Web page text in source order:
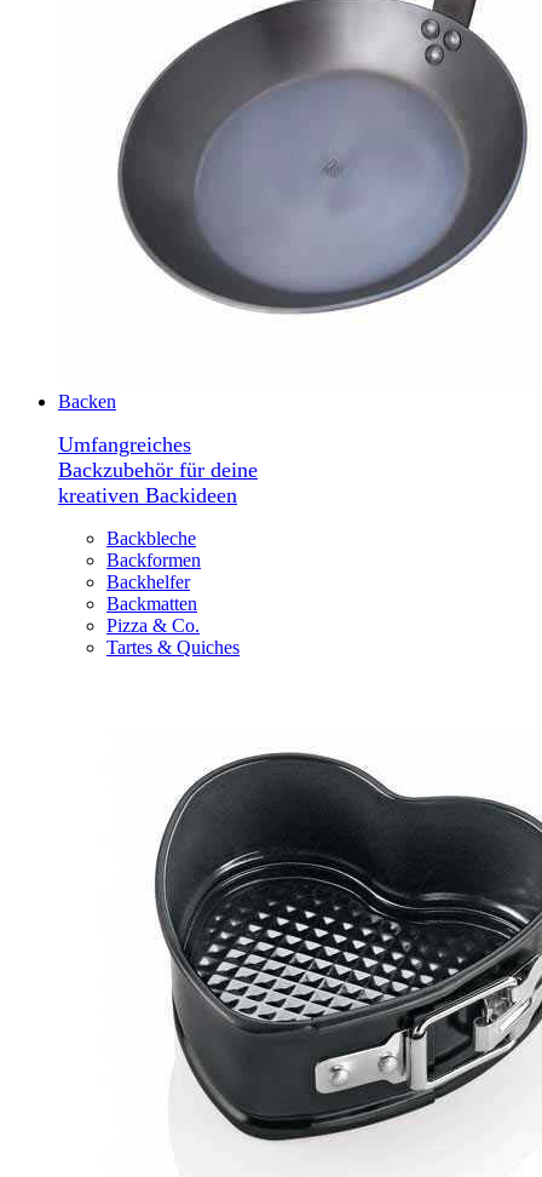
Backen
Umfangreiches
Backzubehör für deine
kreativen Backideen
Backbleche
Backformen
Backhelfer
Backmatten
Pizza & Co.
Tartes & Quiches